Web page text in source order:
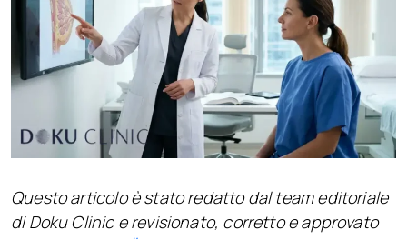
Questo articolo è stato redatto dal team editoriale
di Doku Clinic e revisionato, corretto e approvato